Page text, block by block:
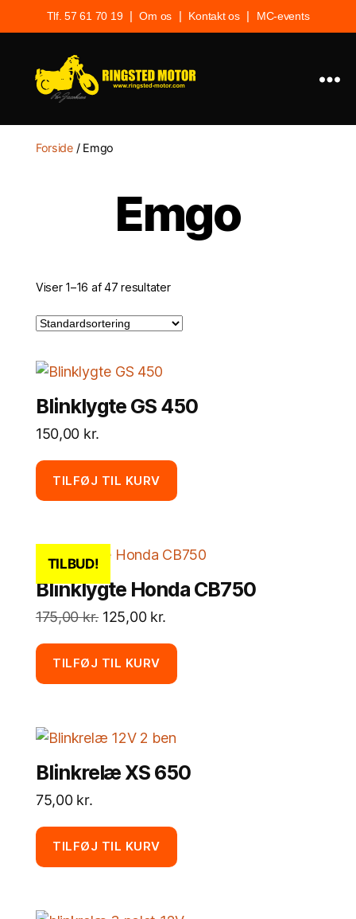
Tlf. 57 61 70 19 | Om os | Kontakt os | MC-events
Motor
Forside/ Emgo
Emgo
Viser 1–16 af 47 resultater
Blinklygte GS 450
150,00 kr.
TILFØJ TIL KURV
TILBUD!
Blinklygte Honda CB750
175,00kr. Den
pris
var:
125,00 kr.
er:
TILFØJ TIL KURV
Blinkrelæ XS 650
75,00 kr.
TILFØJ TIL KURV